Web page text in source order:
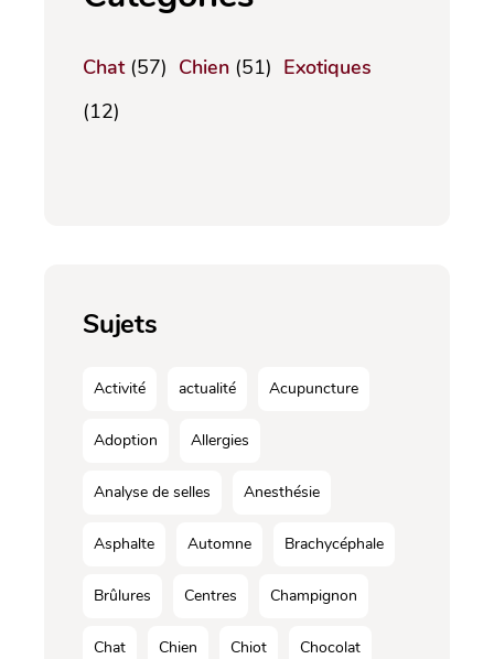
Chat(57) Chien (51) Exotiques
(12)
Sujets
Activité actualité Acupuncture
Adoption Allergies
Analyse de selles Anesthésie
Asphalte Automne Brachycéphale
Brûlures Centres Champignon
Chat Chien Chiot Chocolat